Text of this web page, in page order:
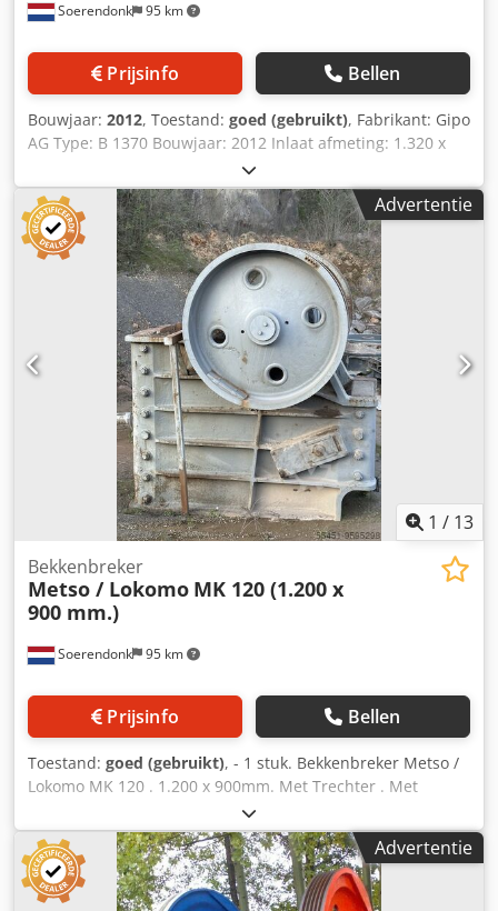
Soerendonk 95 km
Prijsinfo Bellen
Bouwjaar: 2012, Toestand: goed (gebruikt), Fabrikant: Gipo
AG Type: B 1370 Bouwjaar: 2012 Inlaat afmeting: 1.320 x
680mm Inclusief: - Frame - Voorzeef - Elektromotoren voor
breker en voorzeef. Dcodpfxoilh Efo Al Sok Reserve bekken
op voorraad!
Advertentie
1 / 13
Soerendonk 95 km
Bekkenbreker
Metso / Lokomo MK 120 (1.200 x
900 mm.)
Prijsinfo Bellen
Toestand: goed (gebruikt), - 1 stuk. Bekkenbreker Metso /
Lokomo MK 120 . 1.200 x 900mm. Met Trechter . Met
aandrijving . Met onderdelen : Zwenkarm, vliegwielen,
bekken, zijplaten, lagers, veren enz. Bekijk het PDF-
Document hier onder voor meer specifieke informatie.
Dedpfxelf Iqce Al Sjck
Advertentie